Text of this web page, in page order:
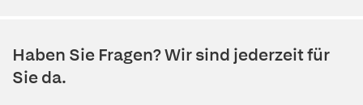
Haben Sie Fragen? Wir sind jederzeit für
Sie da.